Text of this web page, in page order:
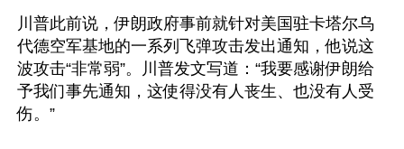
川普此前说，伊朗政府事前就针对美国驻卡塔尔乌
代德空军基地的一系列飞弹攻击发出通知，他说这
波攻击“非常弱”。川普发文写道：“我要感谢伊朗给
予我们事先通知，这使得没有人丧生、也没有人受
伤。”